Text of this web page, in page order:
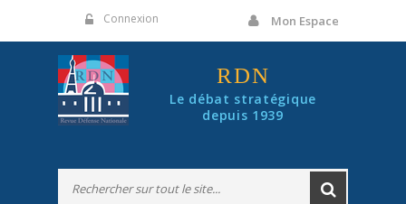
Connexion Mon Espace
RDN
Le débat stratégique
depuis 1939